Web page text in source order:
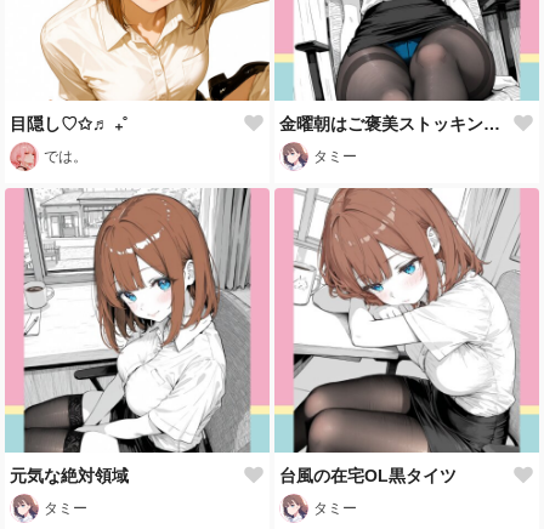
目隠し♡✩♬ ₊˚
では。
金曜朝はご褒美ストッキング🖤
タミー
元気な絶対領域
タミー
台風の在宅OL黒タイツ
タミー